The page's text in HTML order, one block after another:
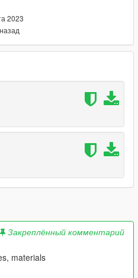
textures
2023
Закреплённый комментарий
materials